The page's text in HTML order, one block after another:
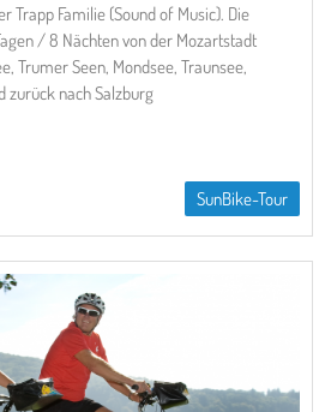
Trapp Familie (Sound of Music). Die
/ 8 Nächten von der Mozartstadt
Trumer Seen, Mondsee, Traunsee,
zurück nach Salzburg
SunBike-Tour